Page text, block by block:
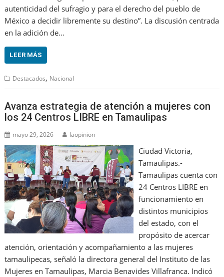
autenticidad del sufragio y para el derecho del pueblo de
México a decidir libremente su destino”. La discusión centrada
en la adición de…
LEER MÁS
Destacados, Nacional
Avanza estrategia de atención a mujeres con
los 24 Centros LIBRE en Tamaulipas
mayo 29, 2026 laopinion
Ciudad Victoria,
Tamaulipas.-
Tamaulipas cuenta con
24 Centros LIBRE en
funcionamiento en
distintos municipios
del estado, con el
propósito de acercar
atención, orientación y acompañamiento a las mujeres
tamaulipecas, señaló la directora general del Instituto de las
Mujeres en Tamaulipas, Marcia Benavides Villafranca. Indicó